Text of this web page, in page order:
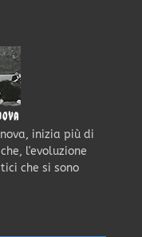
inizia più di
l'evoluzione
che si sono